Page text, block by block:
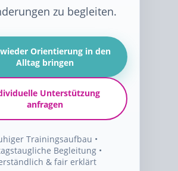
zu begleiten.
Orientierung in den
Alltag bringen
Unterstützung
anfragen
Trainingsaufbau •
Begleitung •
& fair erklärt